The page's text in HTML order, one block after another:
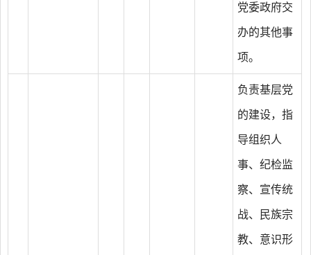
党委政府交
办的其他事
项。
负责基层党
的建设，指
导组织人
事、纪检监
察、宣传统
战、民族宗
教、意识形